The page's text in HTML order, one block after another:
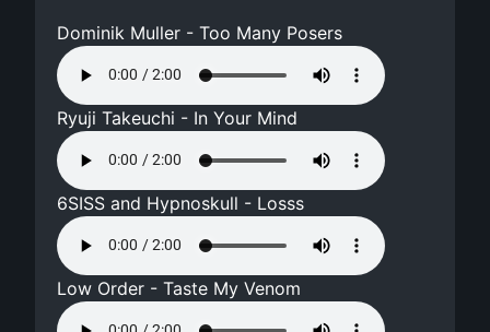
Dominik Muller - Too Many Posers
Ryuji Takeuchi - In Your Mind
6SISS and Hypnoskull - Losss
Low Order - Taste My Venom